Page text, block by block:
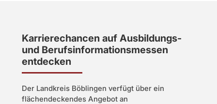
Karrierechancen auf Ausbildungs-
und Berufsinformationsmessen
entdecken
Der Landkreis Böblingen verfügt über ein
flächendeckendes Angebot an